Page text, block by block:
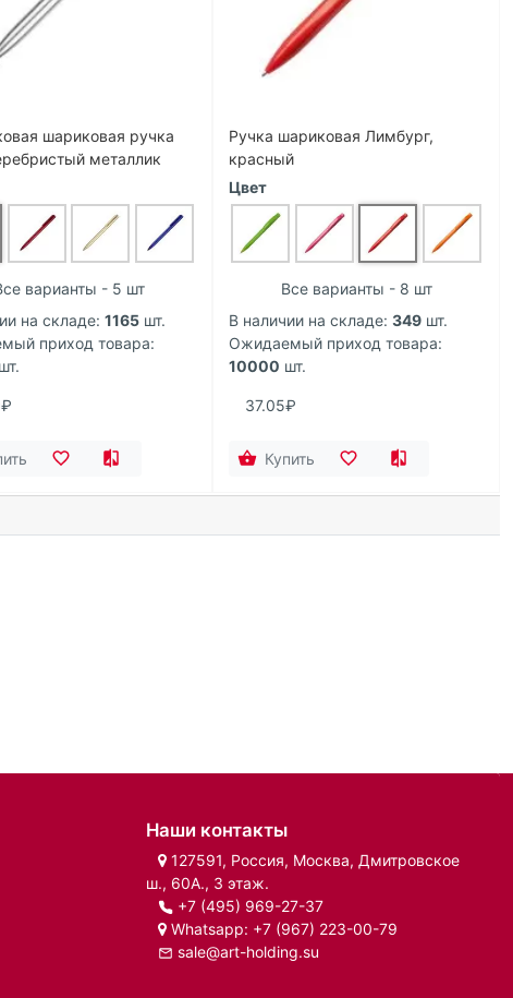
шариковая ручка
металлик
варианты - 5 шт
на складе: 1165 шт.
приход товара:
шт.
Ручка шариковая Лимбург,
красный
Цвет
Все варианты - 8 шт
В наличии на складе: 349 шт.
Ожидаемый приход товара:
10000 шт.
37.05₽
Купить
Наши контакты
127591, Россия, Москва, Дмитровское
ш., 60А., 3 этаж.
+7 (495) 969-27-37
Whatsapp: +7 (967) 223-00-79
sale@art-holding.su